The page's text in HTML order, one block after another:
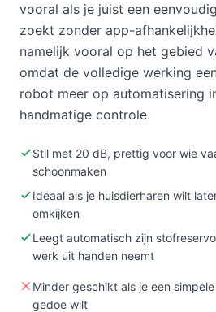
vooral als je juist een
zoekt zonder app-
namelijk vooral op het gebied
omdat de volledige werking
robot meer op automatisering
handmatige controle.
Stil met 20 dB, prettig voor wie
schoonmaken
Ideaal als je huisdierharen wilt
omkijken
Leegt automatisch zijn
werk uit handen neemt
Minder geschikt als je een
gedoe wilt